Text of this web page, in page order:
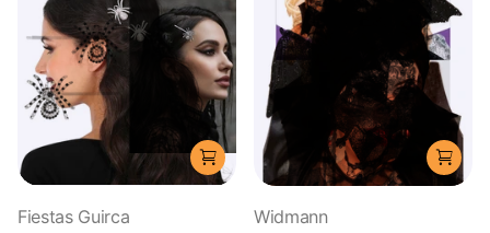
Fiestas Guirca Widmann